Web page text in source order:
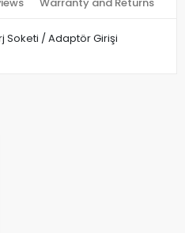
Soketi / Adaptör Girişi